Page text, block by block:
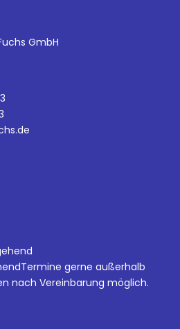
GmbH
gerne außerhalb
nach Vereinbarung möglich.